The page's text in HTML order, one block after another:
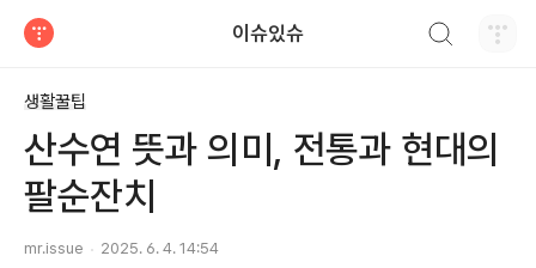
이슈있슈
생활꿀팁
산수연 뜻과 의미, 전통과 현대의
팔순잔치
mr.issue 2025. 6. 4. 14:54